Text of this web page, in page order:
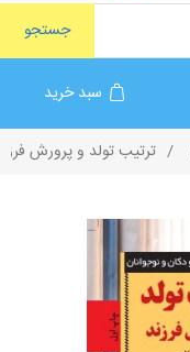
جستجو
سبد خرید
/ ترتیب تولد و پرورش